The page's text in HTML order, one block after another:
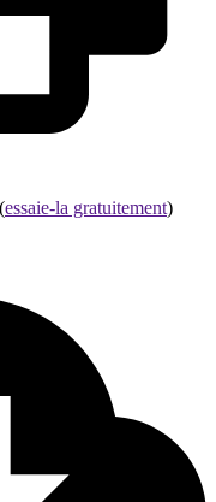
essaie-la gratuitement)